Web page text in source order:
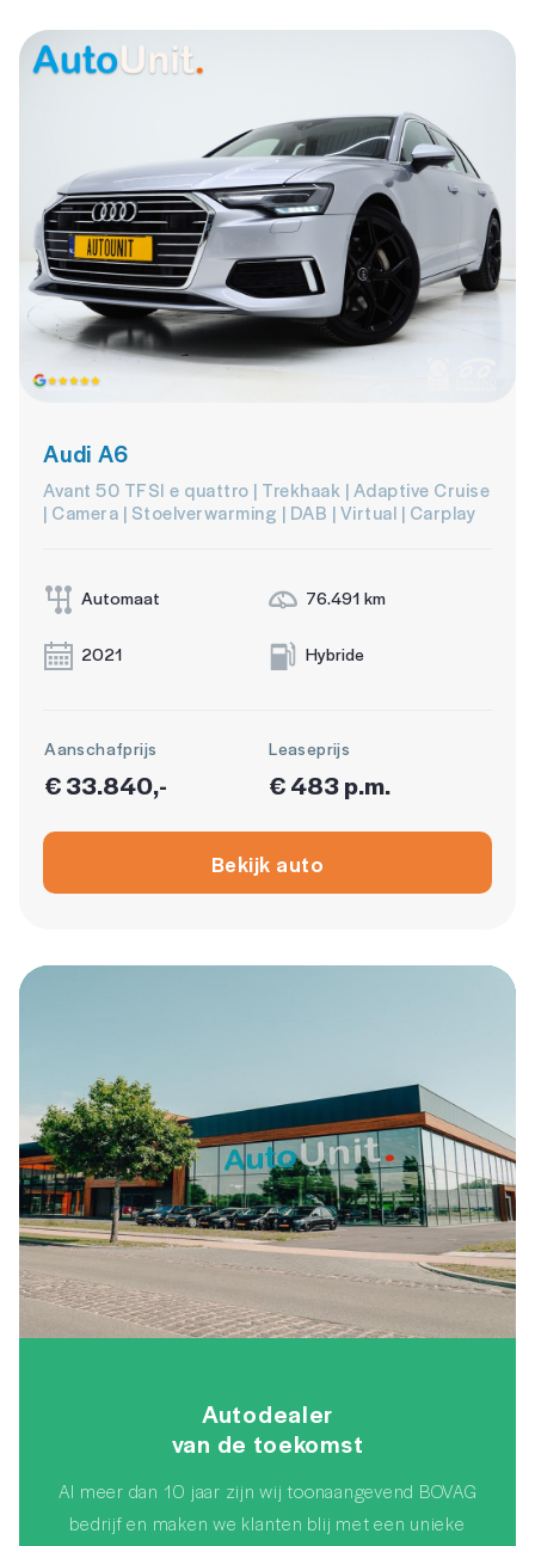
Audi A6
Avant 50 TFSI e quattro | Trekhaak | Adaptive Cruise
| Camera | Stoelverwarming | DAB | Virtual | Carplay
Automaat 76.491 km
2021 Hybride
Aanschafprijs
€ 33.840,-
Leaseprijs
€ 483 p.m.
Bekijk auto
Autodealer
van de toekomst
Al meer dan 10 jaar zijn wij toonaangevend BOVAG
bedrijf en maken we klanten blij met een unieke